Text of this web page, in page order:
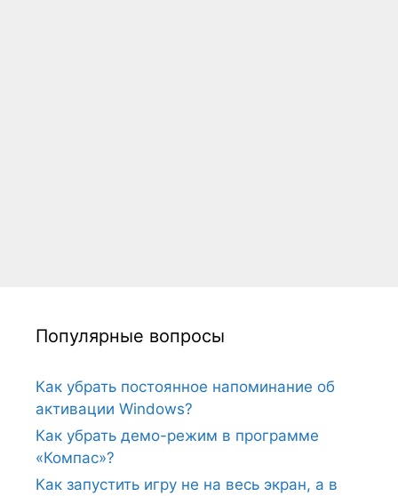
Популярные вопросы
Как убрать постоянное напоминание об
активации Windows?
Как убрать демо-режим в программе
«Компас»?
Как запустить игру не на весь экран, а в